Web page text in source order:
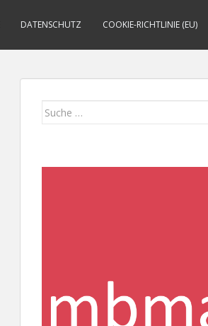
DATENSCHUTZ COOKIE-RICHTLINIE (EU)
Suche